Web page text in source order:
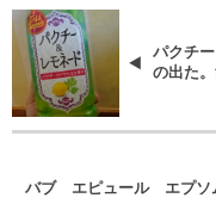
パクチ
の出た。
バブ エピュール エプソ